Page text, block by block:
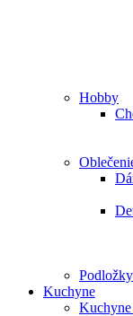
Hobby
Kuchyne
Kuchyne